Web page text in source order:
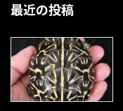
最近の投稿